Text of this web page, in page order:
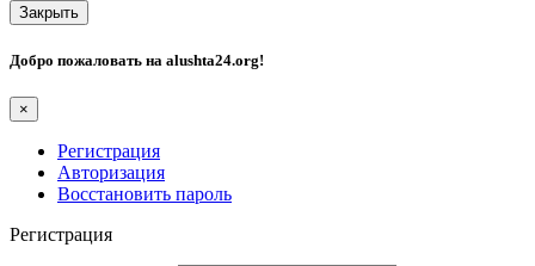
Закрыть
Добро пожаловать на alushta24.org!
×
Регистрация
Авторизация
Восстановить пароль
Регистрация